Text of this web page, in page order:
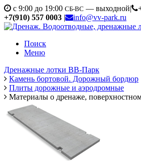
c 9:00 до 19:00 СБ-ВС — выходной|
+7(910) 557 0003 | info@vv-park.ru
Поиск
Меню
Дренажные лотки ВВ-Парк
Камень бортовой. Дорожный бордюр
Плиты дорожные и аэродромные
Материалы о дренаже,